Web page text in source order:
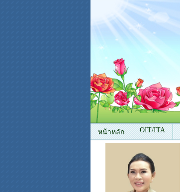
หน้าหลัก OIT/ITA
ติดต่อเรา